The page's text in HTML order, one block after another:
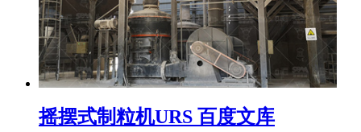
摇摆式制粒机URS 百度文库